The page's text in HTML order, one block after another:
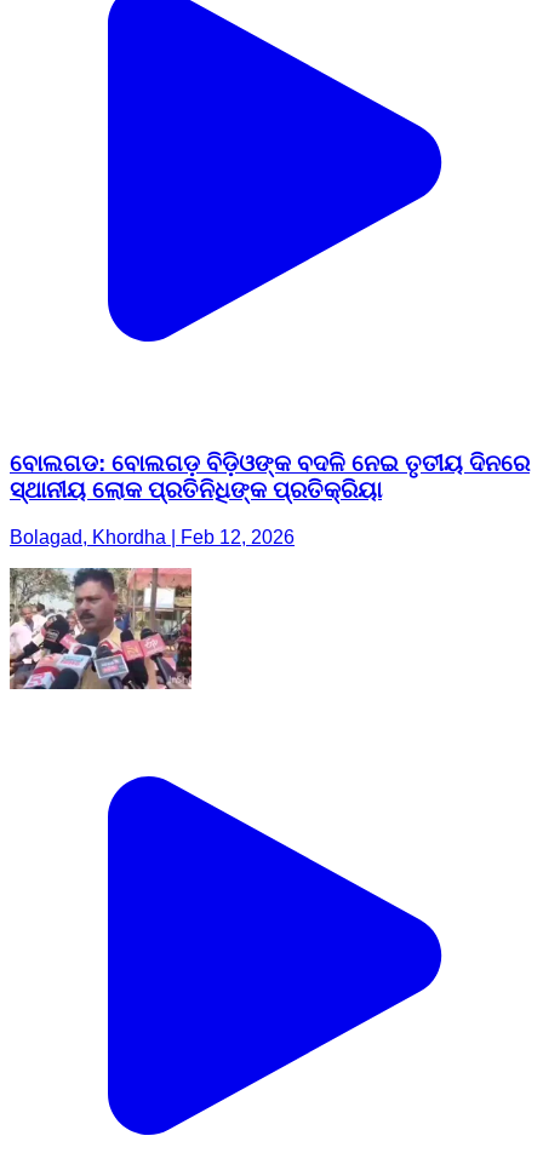
ବୋଲଗଡ: ବୋଲଗଡ଼ ବିଡ଼ିଓଙ୍କ ବଦଳି ନେଇ ତୃତୀୟ ଦିନରେ
ସ୍ଥାନୀୟ ଲୋକ ପ୍ରତିନିଧିଙ୍କ ପ୍ରତିକ୍ରିୟା
Bolagad, Khordha | Feb 12, 2026